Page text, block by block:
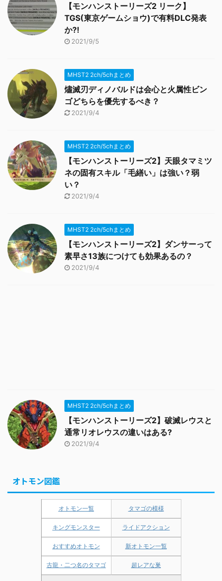
【モンハンストーリーズ2 リーク】
TGS(東京ゲームショウ)で有料DLC発表
か?!
2021/9/5
MHST2 2ch/5chまとめ
燼滅刃ディノバルドは会心と火属性ビン
ゴどちらを優先するべき？
2021/9/4
MHST2 2ch/5chまとめ
【モンハンストーリーズ2】天眼タマミツ
ネの固有スキル「毛繕い」は強い？弱
い？
2021/9/4
MHST2 2ch/5chまとめ
【モンハンストーリーズ2】ダンサーって
素早さ13族につけても効果あるの？
2021/9/4
MHST2 2ch/5chまとめ
【モンハンストーリーズ2】破滅レウスと
通常リオレウスの違いはある?
2021/9/4
オトモン図鑑
オトモン一覧 タマゴの模様
キングモンスター ライドアクション
おすすめオトモン 新オトモン一覧
古龍・二つ名のタマゴ 超レアな巣